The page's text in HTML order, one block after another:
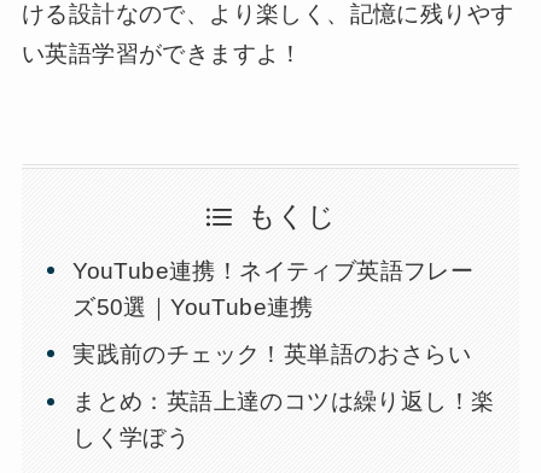
ける設計なので、より楽しく、記憶に残りやす
い英語学習ができますよ！
もくじ
YouTube連携！ネイティブ英語フレー
ズ50選｜YouTube連携
実践前のチェック！英単語のおさらい
まとめ：英語上達のコツは繰り返し！楽
しく学ぼう